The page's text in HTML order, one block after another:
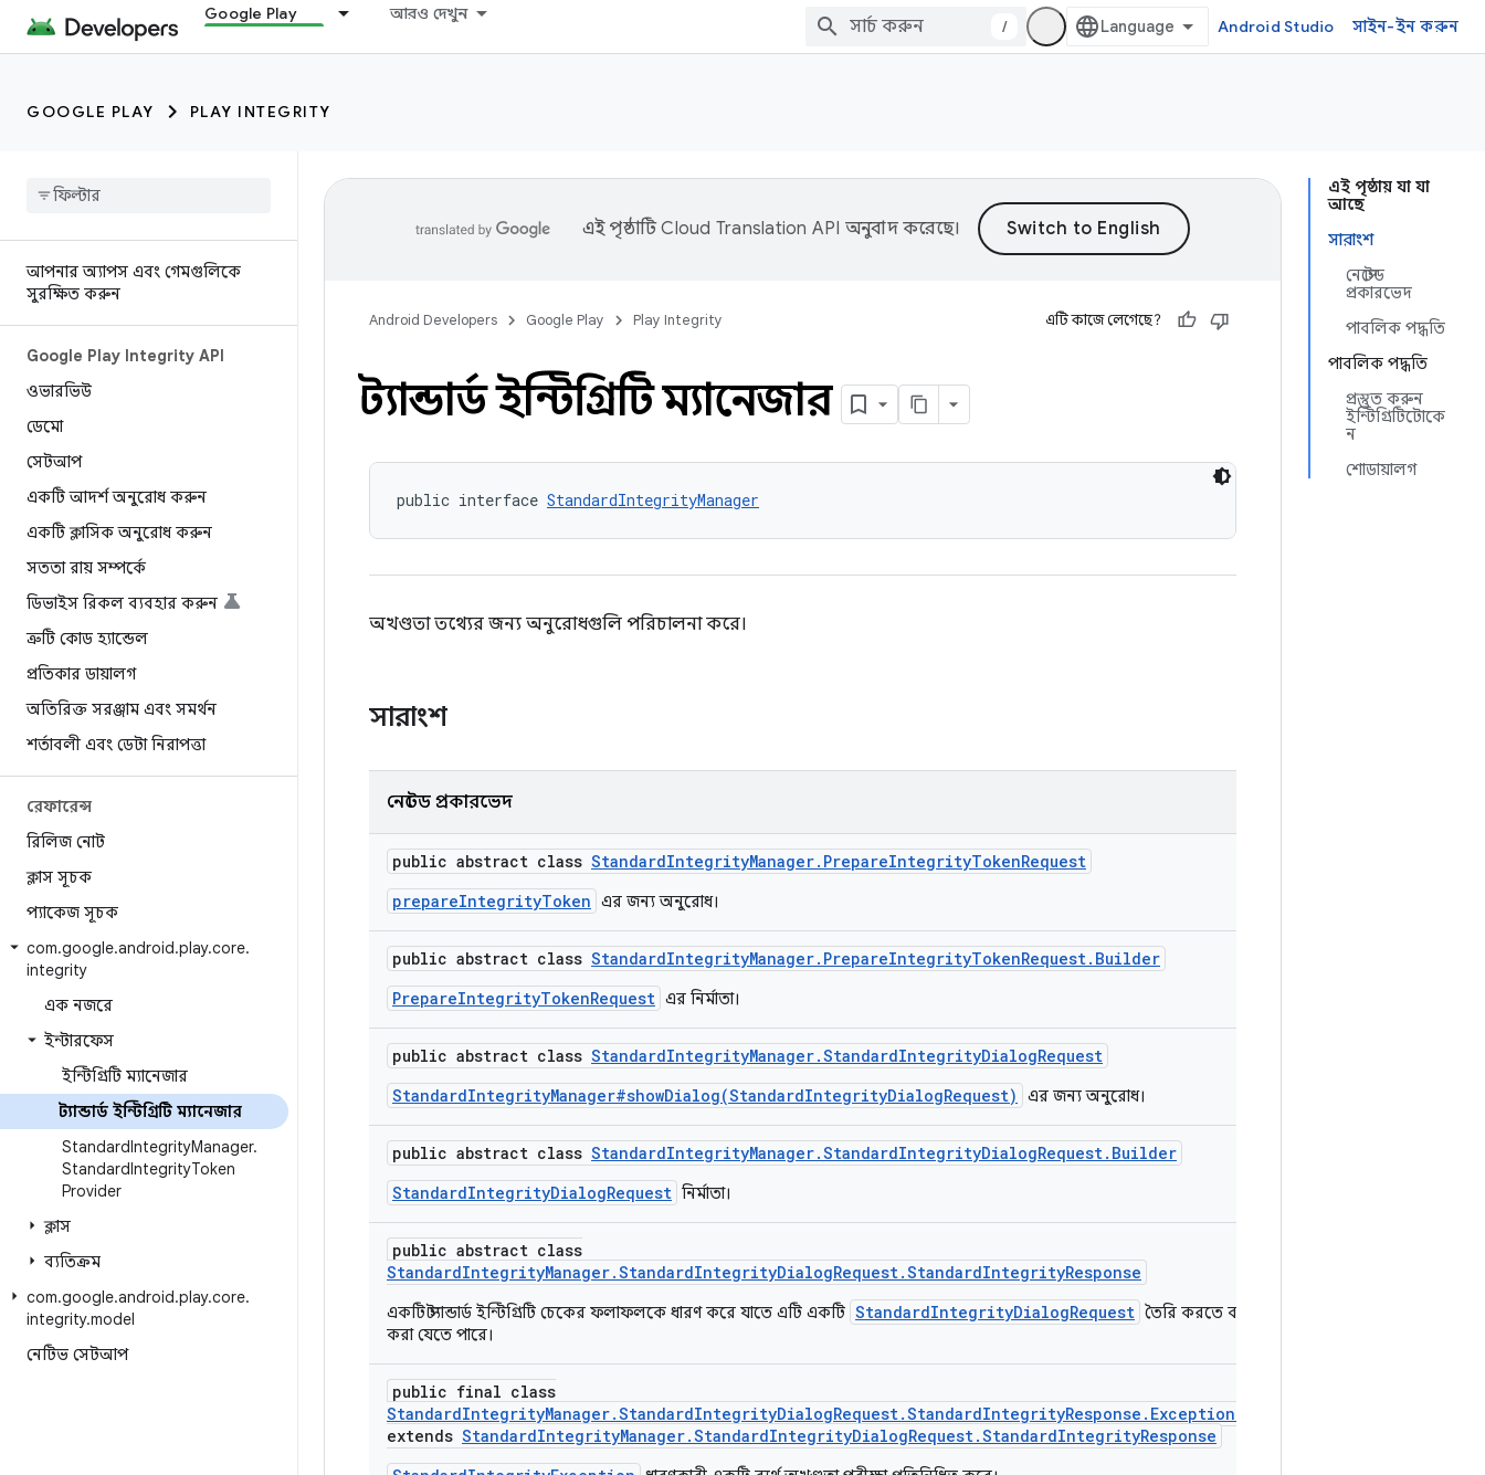
Google Play আরও দেখুন
/ Android Studio সাইন-ইন করুন
GOOGLE PLAY PLAY INTEGRITY
আপনার অ্যাপস এবং গেমগুলিকে
সুরক্ষিত করুন
Google Play Integrity API
ওভারভিউ
ডেমো
সেটআপ
একটি আদর্শ অনুরোধ করুন
একটি ক্লাসিক অনুরোধ করুন
সততা রায় সম্পর্কে
ডিভাইস রিকল ব্যবহার করুন
ত্রুটি কোড হ্যান্ডেল
প্রতিকার ডায়ালগ
অতিরিক্ত সরঞ্জাম এবং সমর্থন
শর্তাবলী এবং ডেটা নিরাপত্তা
রেফারেন্স
রিলিজ নোট
ক্লাস সূচক
প্যাকেজ সূচক
com.google.android.play.core.
integrity
এক নজরে
ইন্টারফেস
ইন্টিগ্রিটি ম্যানেজার
স্ট্যান্ডার্ড ইন্টিগ্রিটি ম্যানেজার
StandardIntegrityManager.
StandardIntegrityToken
Provider
ক্লাস
ব্যতিক্রম
com.google.android.play.core.
integrity.model
নেটিভ সেটআপ
এই পৃষ্ঠায় যা যা
আছে
সারাংশ
নেস্টেড
প্রকারভেদ
পাবলিক পদ্ধতি
পাবলিক পদ্ধতি
প্রস্তুত করুন
ইন্টিগ্রিটিটোকে
ন
শোডায়ালগ
এই পৃষ্ঠাটিCloud Translation API অনুবাদ করেছে।
Android Developers Google Play Play Integrity এটি কাজে লেগেছে?
স্ট্যান্ডার্ড ইন্টিগ্রিটি ম্যানেজার
public interface StandardIntegrityManager
অখণ্ডতা তথ্যের জন্য অনুরোধগুলি পরিচালনা করে।
সারাংশ
নেস্টেড প্রকারভেদ
public abstract class StandardIntegrityManager.PrepareIntegrityTokenRequest
prepareIntegrityToken এর জন্য অনুরোধ।
public abstract class StandardIntegrityManager.PrepareIntegrityTokenRequest.Builder
PrepareIntegrityTokenRequest এর নির্মাতা।
public abstract class StandardIntegrityManager.StandardIntegrityDialogRequest
StandardIntegrityManager#showDialog(StandardIntegrityDialogRequest)
এর জন্য অনুরোধ।
public abstract class StandardIntegrityManager.StandardIntegrityDialogRequest.Builder
StandardIntegrityDialogRequest নির্মাতা।
public abstract class
StandardIntegrityManager.StandardIntegrityDialogRequest.StandardIntegrityResponse
একটি স্ট্যান্ডার্ড ইন্টিগ্রিটি চেকের ফলাফলকে ধারণ করে যাতে এটি একটি StandardIntegrityDialogRequest তৈরি করতে ব্যবহার
করা যেতে পারে।
public final class
StandardIntegrityManager.StandardIntegrityDialogRequest.StandardIntegrityResponse.ExceptionDetails
extends StandardIntegrityManager.StandardIntegrityDialogRequest.StandardIntegrityResponse